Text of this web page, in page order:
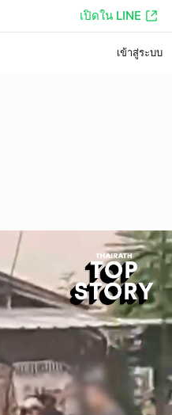
เปิดใน LINE
เข้าสู่ระบบ